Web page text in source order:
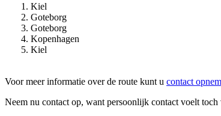
Kiel
Goteborg
Goteborg
Kopenhagen
Kiel
Voor meer informatie over de route kunt u contact
Neem nu contact op, want persoonlijk contact voelt